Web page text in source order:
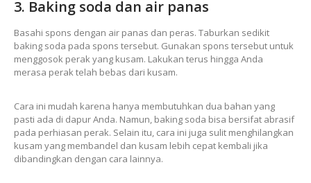
3. Baking soda dan air panas
Basahi spons dengan air panas dan peras. Taburkan sedikit
baking soda pada spons tersebut. Gunakan spons tersebut untuk
menggosok perak yang kusam. Lakukan terus hingga Anda
merasa perak telah bebas dari kusam.
Cara ini mudah karena hanya membutuhkan dua bahan yang
pasti ada di dapur Anda. Namun, baking soda bisa bersifat abrasif
pada perhiasan perak. Selain itu, cara ini juga sulit menghilangkan
kusam yang membandel dan kusam lebih cepat kembali jika
dibandingkan dengan cara lainnya.